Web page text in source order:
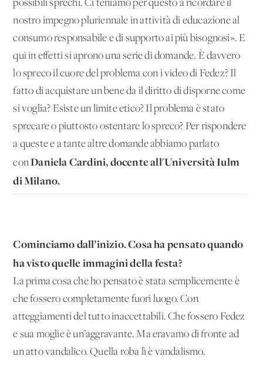
possibili sprechi. Ci teniamo per questo a ricordare il
nostro impegno pluriennale in attività di educazione al
consumo responsabile e di supporto ai più bisognosi». E
qui in effetti si aprono una serie di domande. È davvero
lo spreco il cuore del problema con i video di Fedez? Il
fatto di acquistare un bene da il diritto di disporne come
si voglia? Esiste un limite etico? Il problema è stato
sprecare o piuttosto ostentare lo spreco? Per rispondere
a queste e a tante altre domande abbiamo parlato
conDaniela Cardini, docente all'Università Iulm
di Milano.
Cominciamo dall’inizio. Cosa ha pensato quando
ha visto quelle immagini della festa?
La prima cosa che ho pensato è stata semplicemente è
che fossero completamente fuori luogo. Con
atteggiamenti del tutto inaccettabili. Che fossero Fedez
e sua moglie è un’aggravante. Ma eravamo di fronte ad
un atto vandalico. Quella roba lì è vandalismo.